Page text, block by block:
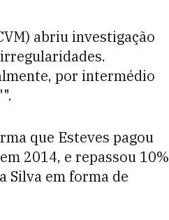
abriu investigação
por intermédio
que Esteves pagou
2014, e repassou 10%
Silva em forma de